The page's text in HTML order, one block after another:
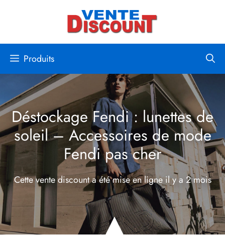
Produits
Déstockage Fendi : lunettes de
soleil – Accessoires de mode
Fendi pas cher
Cette vente discount a été mise en ligneil y a 2 mois